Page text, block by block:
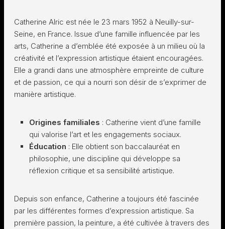
Catherine Alric est née le 23 mars 1952 à Neuilly-sur-
Seine, en France. Issue d’une famille influencée par les
arts, Catherine a d’emblée été exposée à un milieu où la
créativité et l’expression artistique étaient encouragées.
Elle a grandi dans une atmosphère empreinte de culture
et de passion, ce qui a nourri son désir de s’exprimer de
manière artistique.
Origines familiales : Catherine vient d’une famille
qui valorise l’art et les engagements sociaux.
Éducation : Elle obtient son baccalauréat en
philosophie, une discipline qui développe sa
réflexion critique et sa sensibilité artistique.
Depuis son enfance, Catherine a toujours été fascinée
par les différentes formes d’expression artistique. Sa
première passion, la peinture, a été cultivée à travers des